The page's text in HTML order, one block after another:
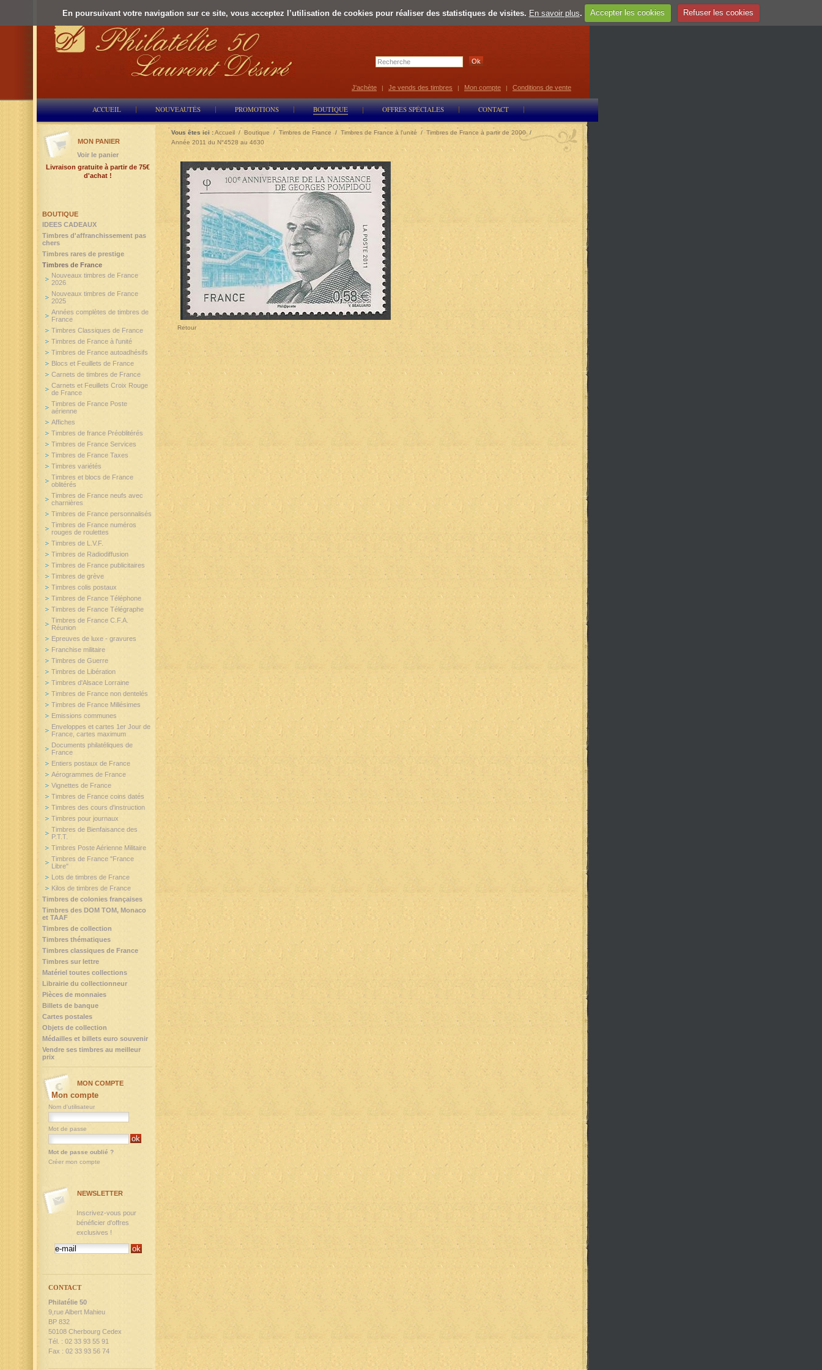
En poursuivant votre navigation sur ce site, vous acceptez l’utilisation de cookies pour réaliser des statistiques de visites. En savoir plus. Accepter les cookies Refuser les cookies
Select Language ▼
ACCUEIL NOUVEAUTÉS PROMOTIONS BOUTIQUE OFFRES SPÉCIALES CONTACT
J'achète | Je vends des timbres | Mon compte | Conditions de vente
Vous êtes ici :Accueil / Boutique /Timbres de France / Timbres de France à l'unité / Timbres de France à partir de 2000/
Année 2011 du N°4528 au 4630
Retour
BOUTIQUE
IDEES CADEAUX
Timbres d'affranchissement pas
chers
Timbres rares de prestige
Timbres de France
Nouveaux timbres de France
2026
Nouveaux timbres de France
2025
Années complètes de timbres de
France
Timbres Classiques de France
Timbres de France à l'unité
Timbres de France autoadhésifs
Blocs et Feuillets de France
Carnets de timbres de France
Carnets et Feuillets Croix Rouge
de France
Timbres de France Poste
aérienne
Affiches
Timbres de france Préoblitérés
Timbres de France Services
Timbres de France Taxes
Timbres variétés
Timbres et blocs de France
oblitérés
Timbres de France neufs avec
charnières
Timbres de France personnalisés
Timbres de France numéros
rouges de roulettes
Timbres de L.V.F.
Timbres de Radiodiffusion
Timbres de France publicitaires
Timbres de grève
Timbres colis postaux
Timbres de France Téléphone
Timbres de France Télégraphe
Timbres de France C.F.A.
Réunion
Epreuves de luxe - gravures
Franchise militaire
Timbres de Guerre
Timbres de Libération
Timbres d'Alsace Lorraine
Timbres de France non dentelés
Timbres de France Millésimes
Emissions communes
Enveloppes et cartes 1er Jour de
France, cartes maximum
Documents philatéliques de
France
Entiers postaux de France
Aérogrammes de France
Vignettes de France
Timbres de France coins datés
Timbres des cours d'instruction
Timbres pour journaux
Timbres de Bienfaisance des
P.T.T.
Timbres Poste Aérienne Militaire
Timbres de France "France
Libre"
Lots de timbres de France
Kilos de timbres de France
Timbres de colonies françaises
Timbres des DOM TOM, Monaco
et TAAF
Timbres de collection
Timbres thématiques
Timbres classiques de France
Timbres sur lettre
Matériel toutes collections
Librairie du collectionneur
Pièces de monnaies
Billets de banque
Cartes postales
Objets de collection
Médailles et billets euro souvenir
Vendre ses timbres au meilleur
prix
MON PANIER
Voir le panier
Livraison gratuite à partir de 75€
d'achat !
MON COMPTE
Mon compte
Nom d'utilisateur
Mot de passe
Mot de passe oublié ?
Créer mon compte
NEWSLETTER
Inscrivez-vous pour
bénéficier d'offres
exclusives !
CONTACT
Philatélie 50
9,rue Albert Mahieu
BP 832
50108 Cherbourg Cedex
Tél. : 02 33 93 55 91
Fax : 02 33 93 56 74